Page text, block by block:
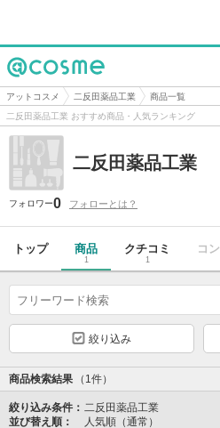
@cosme
アットコスメ 二反田薬品工業
商品一覧
二反田薬品工業 おすすめ商品・人気ランキング
二反田薬品工業
フォロワー0 フォローとは？
トップ 商品
1
クチコミ
1
コ
絞り込み
商品検索結果 （1件）
絞り込み条件： 二反田薬品工業
並び替え順：
人気順（通常）